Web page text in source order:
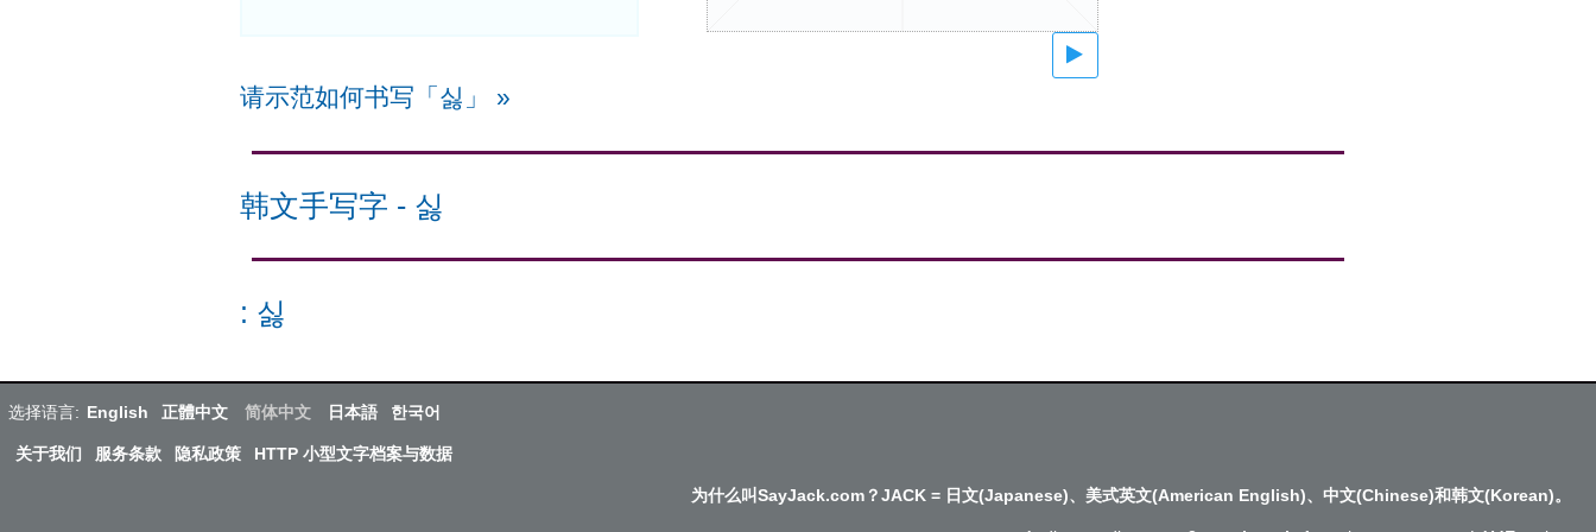
请示范如何书写「싫」 »
韩文手写字 - 싫
: 싫
选择语言: English 正體中文 简体中文 日本語 한국어
关于我们 服务条款 隐私政策 HTTP 小型文字档案与数据
为什么叫SayJack.com？JACK = 日文(Japanese)、美式英文(American English)、中文(Chinese)和韩文(Korean)。